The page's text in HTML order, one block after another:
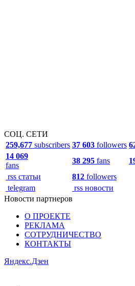
СОЦ. СЕТИ
259,677 subscribers 37 603 followers
14 069
fans
38 295 fans
rss статьи
812 followers
telegram
rss новости
Новости партнеров
О ПРОЕКТЕ
РЕКЛАМА
СОТРУДНИЧЕСТВО
КОНТАКТЫ
Яндекс.Дзен